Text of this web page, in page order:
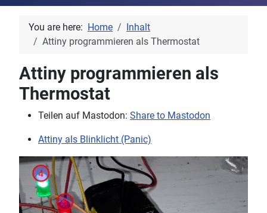
You are here: Home
Inhalt
Attiny programmieren als Thermostat
Attiny programmieren als
Thermostat
Teilen auf Mastodon: Share to Mastodon
Attiny als Blinklicht (Panic)